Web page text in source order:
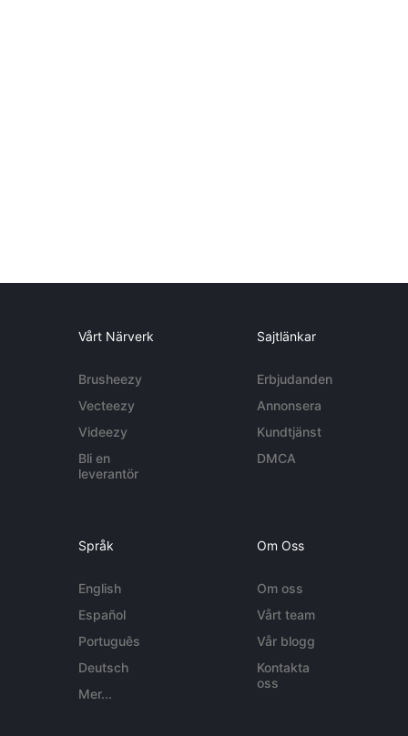
Vårt Närverk
Brusheezy
Vecteezy
Videezy
Bli en
leverantör
Sajtlänkar
Erbjudanden
Annonsera
Kundtjänst
DMCA
Språk
English
Español
Português
Deutsch
Mer...
Om Oss
Om oss
Vårt team
Vår blogg
Kontakta
oss